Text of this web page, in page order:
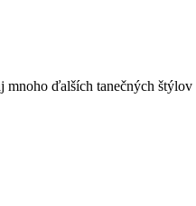
mnoho ďalších tanečných